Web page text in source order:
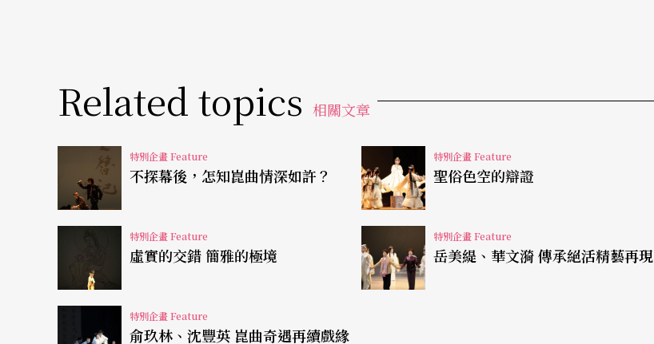
演。
的後院也有最美的花。」今年，白先勇手中的花由牡丹變成了蓮花，在青春版《玉簪記》來台巡
演宣告記者會上喜孜孜說，牡丹已花開遍地，他的青春二部曲還要再接再厲，樂觀主義的他，
「不信青春喚不回」。
九歲在上海美琪大戲院欣賞梅蘭芳、俞振飛的《遊園驚夢》，崑曲就在白先勇易感的心靈佔有一
席之地。但白先勇強調，製作青春版絕不只是單純偏愛崑曲而已，而是源於一種對於文化認同破
碎、漂泊的焦慮。
Related topics 相關文章
特別企畫 Feature
不探幕後，怎知崑曲情深如許？
特別企畫 Feature
聖俗色空的辯證
特別企畫 Feature
虛實的交錯 簡雅的極境
特別企畫 Feature
岳美緹、華文漪 傳承絕活精藝再現
特別企畫 Feature
俞玖林、沈豐英 崑曲奇遇再續戲緣